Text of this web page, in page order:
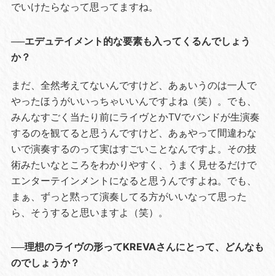
でいけたらなって思ってますね。
──エデュテイメント的な要素も入ってくるんでしょう
か？
まだ、全然考えてないんですけど、あぁいうのは一人で
やったほうがいいっちゃいいんですよね（笑）。でも、
みんなすごく当たり前にライヴとかTVでバンドが生演奏
するのを観てると思うんですけど、あぁやって間違わな
いで演奏するのって実はすごいことなんですよ。その技
術みたいなところをわかりやすく、うまく見せるだけで
エンターテインメントになると思うんですよね。でも、
まぁ、ずっと黙って演奏してる方がいいなって思った
ら、そうすると思いますよ（笑）。
──理想のライヴの形ってKREVAさんにとって、どんなも
のでしょうか？